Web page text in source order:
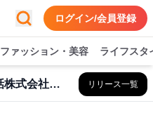
ログイン/会員登録
ファッション・美容 ライフスタ
香川県、西日本電信電話株式会社 香川支店 リリース一覧